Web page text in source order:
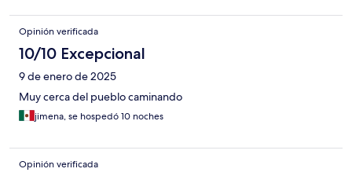
Opinión verificada
10/10 Excepcional
9 de enero de 2025
Muy cerca del pueblo caminando
jimena, se hospedó 10 noches
Opinión verificada